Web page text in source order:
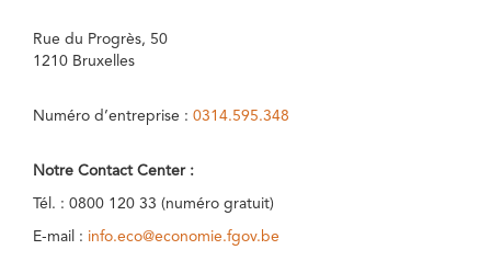
Rue du Progrès, 50
1210 Bruxelles
Numéro d’entreprise : 0314.595.348
Notre Contact Center :
Tél. : 0800 120 33 (numéro gratuit)
E-mail : info.eco@economie.fgov.be